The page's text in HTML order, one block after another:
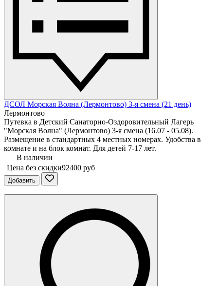
ДСОЛ Морская Волна (Лермонтово) 3-я смена (21 день)
Лермонтово
Путевка в Детский Санаторно-Оздоровительный Лагерь
"Морская Волна" (Лермонтово) 3-я смена (16.07 - 05.08).
Размещение в стандартных 4 местных номерах. Удобства в
комнате и на блок комнат. Для детей 7-17 лет.
В наличии
Цена без скидки92400 руб
Добавить